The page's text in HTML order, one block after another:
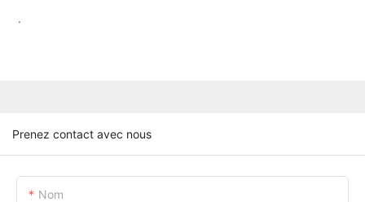
.
Prenez contact avec nous
Nom